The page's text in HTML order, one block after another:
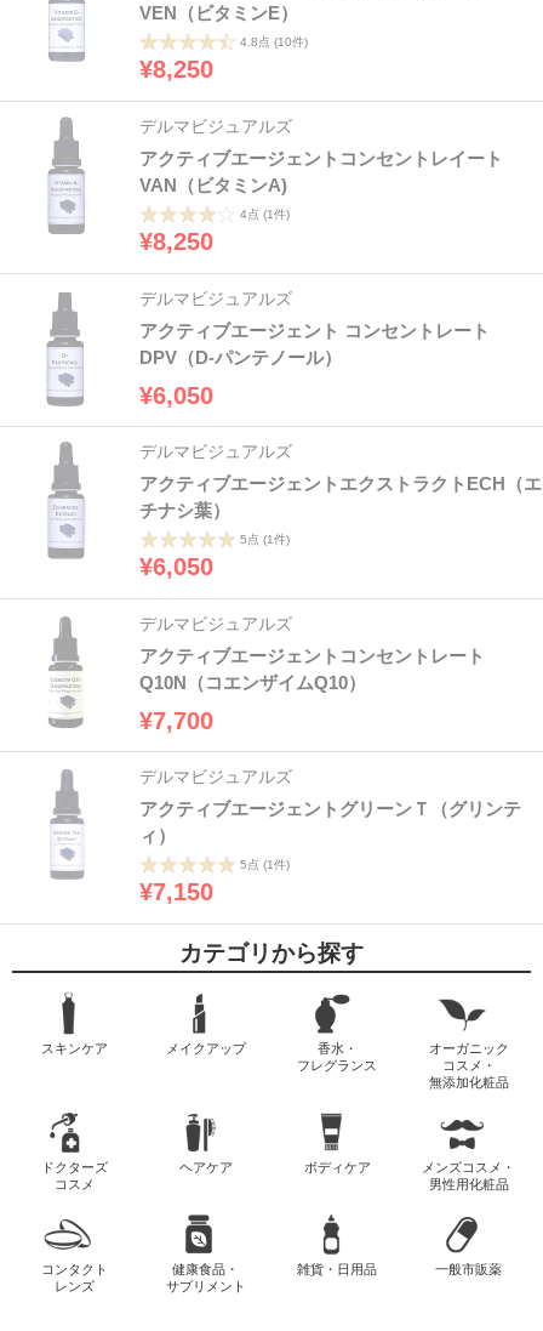
VEN（ビタミンE）
4.8点 (10件)
¥8,250
デルマビジュアルズ
アクティブエージェントコンセントレイート
VAN（ビタミンA)
4点 (1件)
¥8,250
デルマビジュアルズ
アクティブエージェント コンセントレート
DPV（D-パンテノール）
¥6,050
デルマビジュアルズ
アクティブエージェントエクストラクトECH（エ
チナシ葉）
5点 (1件)
¥6,050
デルマビジュアルズ
アクティブエージェントコンセントレート
Q10N（コエンザイムQ10）
¥7,700
デルマビジュアルズ
アクティブエージェントグリーンＴ（グリンテ
ィ）
5点 (1件)
¥7,150
カテゴリから探す
スキンケア メイクアップ
香水・
フレグランス
オーガニック
コスメ・
無添加化粧品
ドクターズ
コスメ
ヘアケア ボディケア
メンズコスメ・
男性用化粧品
コンタクト
レンズ
健康食品・
サプリメント
雑貨・日用品 一般市販薬